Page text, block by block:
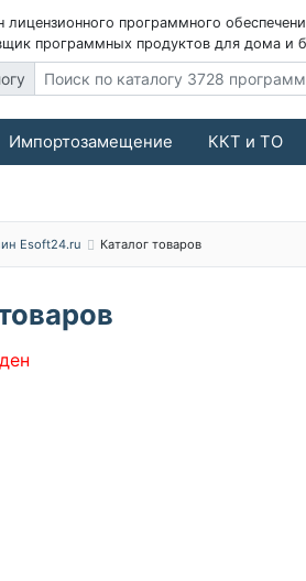
лицензионного программного
программных продуктов для дома и
Импортозамещение ККТ и ТО
Esoft24.ru Каталог товаров